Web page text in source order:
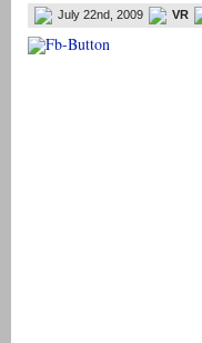
July 22nd, 2009 VR